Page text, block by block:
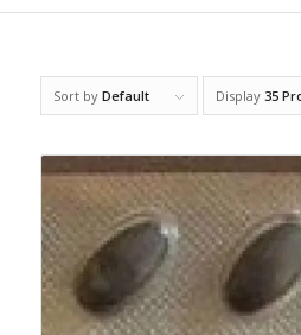
Sort by Default Display 35